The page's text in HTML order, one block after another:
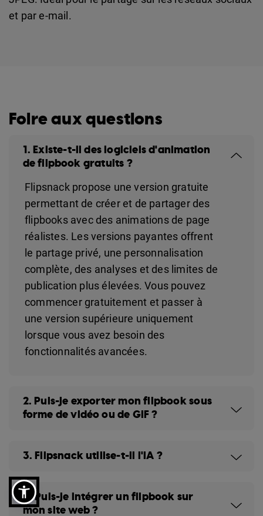
et par e-mail.
Foire aux questions
1. Existe-t-il des logiciels d'animation
de flipbook gratuits ?
Flipsnack propose une version gratuite
permettant de créer et de partager des
flipbooks avec des animations de page
réalistes. Les versions payantes offrent
le partage privé, une personnalisation
complète, des analyses et des limites de
publication plus élevées. Vous pouvez
commencer gratuitement et passer à
une version supérieure uniquement
lorsque vous avez besoin des
fonctionnalités avancées.
2. Puis-je exporter mon flipbook sous
forme de vidéo ou de GIF ?
3. Flipsnack utilise-t-il l'IA ?
4. Puis-je intégrer un flipbook sur
mon site web ?